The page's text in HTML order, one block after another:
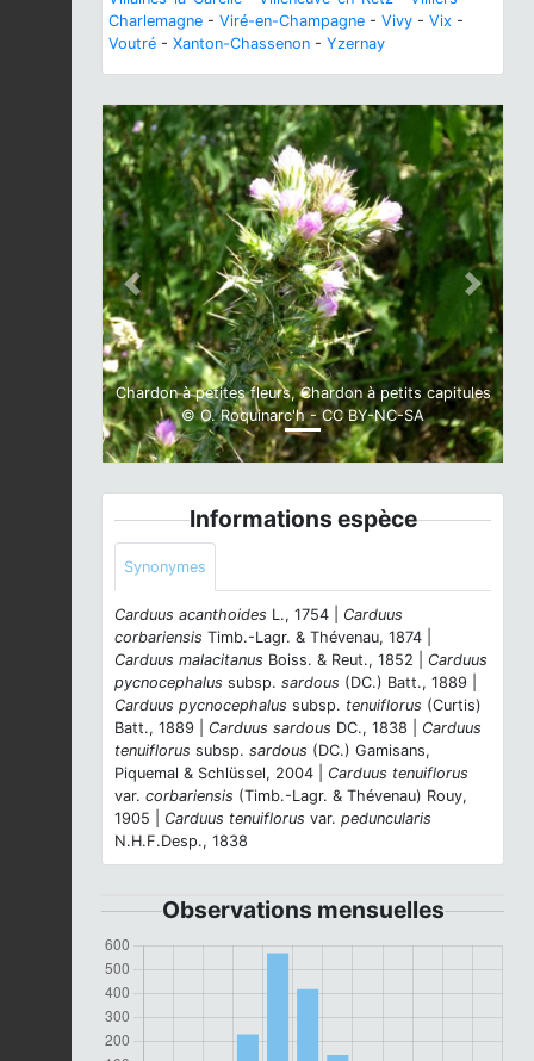
Charlemagne - Viré-en-Champagne - Vivy - Vix -
Voutré - Xanton-Chassenon - Yzernay
Chardon à petites fleurs, Chardon à petits capitules
© O. Roquinarc'h - CC BY-NC-SA
Previous Next
Informations espèce
Synonymes
Carduus acanthoides L., 1754 | Carduus
corbariensis Timb.-Lagr. & Thévenau, 1874 |
Carduus malacitanus Boiss. & Reut., 1852 | Carduus
pycnocephalus subsp. sardous (DC.) Batt., 1889 |
Carduus pycnocephalus subsp. tenuiflorus (Curtis)
Batt., 1889 | Carduus sardous DC., 1838 | Carduus
tenuiflorus subsp. sardous (DC.) Gamisans,
Piquemal & Schlüssel, 2004 | Carduus tenuiflorus
var. corbariensis (Timb.-Lagr. & Thévenau) Rouy,
1905 | Carduus tenuiflorus var. peduncularis
N.H.F.Desp., 1838
Observations mensuelles